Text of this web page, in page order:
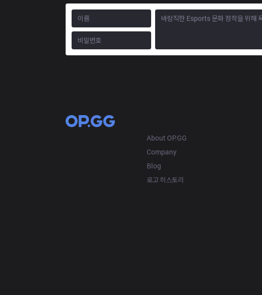
About OP.GG
Company
Blog
로고 히스토리